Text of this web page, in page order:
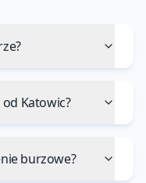
Katowic?
burzowe?